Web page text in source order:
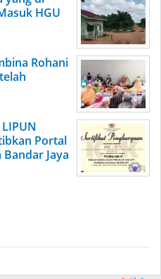
HGU
Rohani
Portal
Bandar Jaya